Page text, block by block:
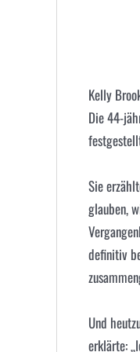
Kelly
Die 44-
Sie
glauben,
definitiv
Und
erklärte: